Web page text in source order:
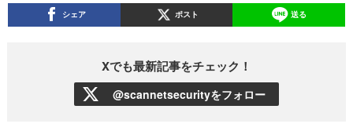
シェア ポスト 送る
Xでも最新記事をチェック！
@scannetsecurityをフォロー